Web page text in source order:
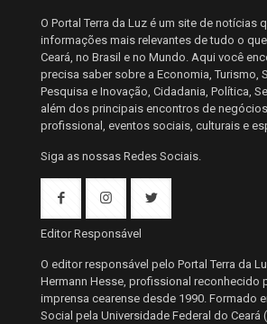
O Portal Terra da Luz é um site de notícias
informações mais relevantes de tudo o
Ceará, no Brasil e no Mundo. Aqui você
precisa saber sobre a Economia, Turismo,
Pesquisa e Inovação, Cidadania, Política,
além dos principais encontros de
profissional, eventos sociais, culturais e
Siga as nossas Redes Sociais.
Editor Responsável
O editor responsável pelo Portal Terra da
Hermann Hesse, profissional reconhecido
imprensa cearense desde 1990. Formado
Social pela Universidade Federal do Ceará